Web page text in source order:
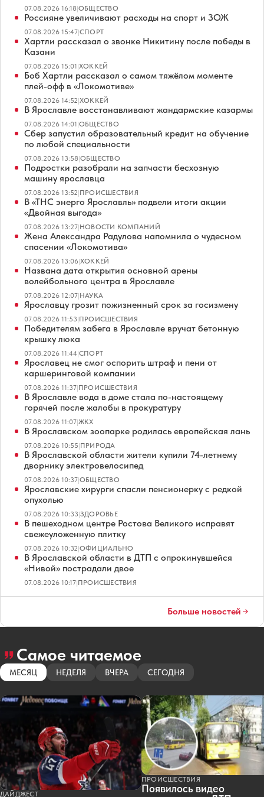
07.08.2026 16:18|ОБЩЕСТВО
Россияне увеличивают расходы на спорт и ЗОЖ
07.08.2026 15:47|СПОРТ
Хартли рассказал о звонке Никитину после победы в
Казани
07.08.2026 15:01|ХОККЕЙ
Боб Хартли рассказал о самом тяжёлом моменте
плей-офф в «Локомотиве»
07.08.2026 14:52|ХОККЕЙ
В Ярославле восстанавливают жандармские казармы
07.08.2026 14:01|ОБЩЕСТВО
Сбер запустил образовательный кредит на обучение
по любой специальности
07.08.2026 13:58|ОБЩЕСТВО
Подростки разобрали на запчасти бесхозную
машину ярославца
07.08.2026 13:52|ПРОИСШЕСТВИЯ
В «ТНС энерго Ярославль» подвели итоги акции
«Двойная выгода»
07.08.2026 13:27|НОВОСТИ КОМПАНИЙ
Жена Александра Радулова напомнила о чудесном
спасении «Локомотива»
07.08.2026 13:06|ХОККЕЙ
Названа дата открытия основной арены
волейбольного центра в Ярославле
07.08.2026 12:07|НАУКА
Ярославцу грозит пожизненный срок за госизмену
07.08.2026 11:53|ПРОИСШЕСТВИЯ
Победителям забега в Ярославле вручат бетонную
крышку люка
07.08.2026 11:44|СПОРТ
Ярославец не смог оспорить штраф и пени от
каршеринговой компании
07.08.2026 11:37|ПРОИСШЕСТВИЯ
В Ярославле вода в доме стала по-настоящему
горячей после жалобы в прокуратуру
07.08.2026 11:07|ЖКХ
В Ярославском зоопарке родилась европейская лань
07.08.2026 10:55|ПРИРОДА
В Ярославской области жители купили 74-летнему
дворнику электровелосипед
07.08.2026 10:37|ОБЩЕСТВО
Ярославские хирурги спасли пенсионерку с редкой
опухолью
07.08.2026 10:33|ЗДОРОВЬЕ
В пешеходном центре Ростова Великого исправят
свежеуложенную плитку
07.08.2026 10:32|ОФИЦИАЛЬНО
В Ярославской области в ДТП с опрокинувшейся
«Нивой» пострадали двое
07.08.2026 10:17|ПРОИСШЕСТВИЯ
Больше новостей
Самое читаемое
МЕСЯЦ НЕДЕЛЯ ВЧЕРА СЕГОДНЯ
ДАЙДЖЕСТ
ПРОИСШЕСТВИЯ
Появилось видео